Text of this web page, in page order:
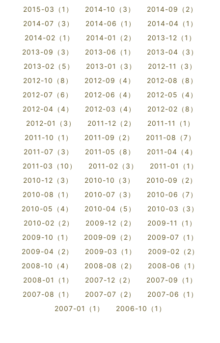
2015-03（1）
2014-10（3）
2014-09（2）
2014-07（3）
2014-06（1）
2014-04（1）
2014-02（1）
2014-01（2）
2013-12（1）
2013-09（3）
2013-06（1）
2013-04（3）
2013-02（5）
2013-01（3）
2012-11（3）
2012-10（8）
2012-09（4）
2012-08（8）
2012-07（6）
2012-06（4）
2012-05（4）
2012-04（4）
2012-03（4）
2012-02（8）
2012-01（3）
2011-12（2）
2011-11（1）
2011-10（1）
2011-09（2）
2011-08（7）
2011-07（3）
2011-05（8）
2011-04（4）
2011-03（10）
2011-02（3）
2011-01（1）
2010-12（3）
2010-10（3）
2010-09（2）
2010-08（1）
2010-07（3）
2010-06（7）
2010-05（4）
2010-04（5）
2010-03（3）
2010-02（2）
2009-12（2）
2009-11（1）
2009-10（1）
2009-09（2）
2009-07（1）
2009-04（2）
2009-03（1）
2009-02（2）
2008-10（4）
2008-08（2）
2008-06（1）
2008-01（1）
2007-12（2）
2007-09（1）
2007-08（1）
2007-07（2）
2007-06（1）
2007-01（1）
2006-10（1）